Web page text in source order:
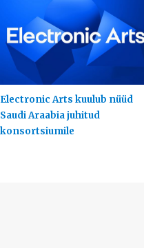
Electronic Arts kuulub nüüd
Saudi Araabia juhitud
konsortsiumile